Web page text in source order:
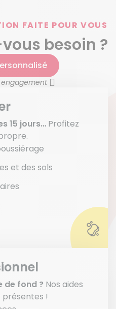
FAITE POUR VOUS
besoin ?
15 jours… Profitez
et des sols
de fond ? Nos aides
!